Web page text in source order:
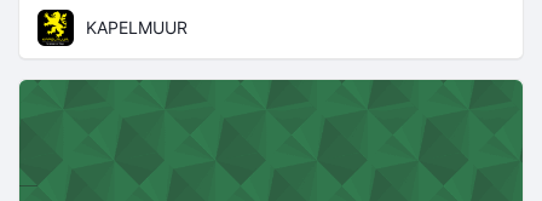
KAPELMUUR